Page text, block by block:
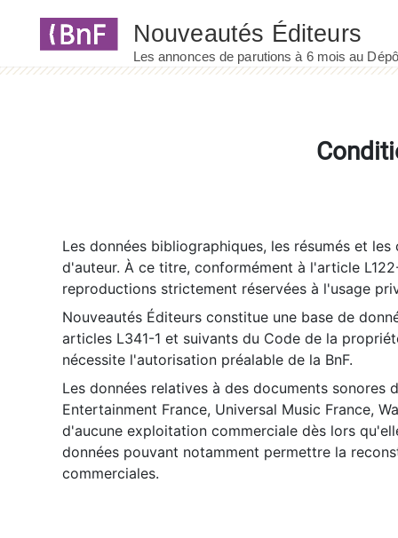
Les données bibliographiques, les résumés et
d'auteur. À ce titre, conformément à l'article
reproductions strictement réservées à l'usage
Nouveautés Éditeurs constitue une base de
articles L341-1 et suivants du Code de la
nécessite l'autorisation préalable de la BnF.
Les données relatives à des documents sonores
Entertainment France, Universal Music France,
d'aucune exploitation commerciale dès lors
données pouvant notamment permettre la
commerciales.